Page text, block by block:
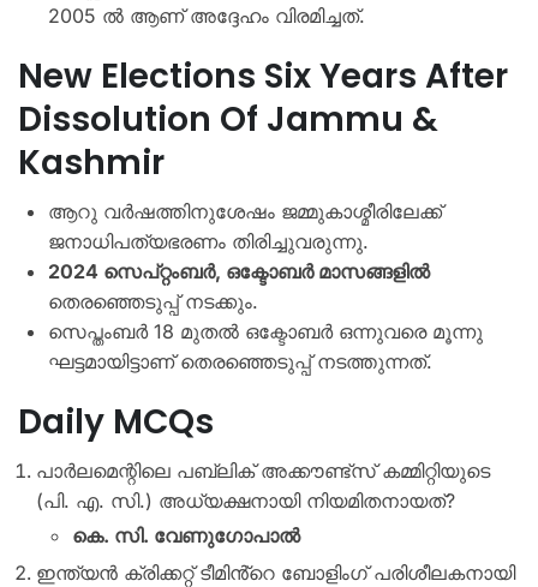
2005 ൽ ആണ് അദ്ദേഹം വിരമിച്ചത്.
New Elections Six Years After
Dissolution Of Jammu &
Kashmir
ആറു വർഷത്തിനുശേഷം ജമ്മുകാശ്മീരിലേക്ക്
ജനാധിപത്യഭരണം തിരിച്ചുവരുന്നു.
2024 സെപ്റ്റംബർ, ഒക്ടോബർ മാസങ്ങളിൽ
തെരഞ്ഞെടുപ്പ് നടക്കും.
സെപ്തംബർ 18 മുതൽ ഒക്ടോബർ ഒന്നുവരെ മൂന്നു
ഘട്ടമായിട്ടാണ് തെരഞ്ഞെടുപ്പ് നടത്തുന്നത്.
Daily MCQs
പാർലമെന്റിലെ പബ്ലിക് അക്കൗണ്ട്സ് കമ്മിറ്റിയുടെ
(പി. എ. സി.) അധ്യക്ഷനായി നിയമിതനായത്?
കെ. സി. വേണുഗോപാൽ
ഇന്ത്യൻ ക്രിക്കറ്റ് ടീമിൻ്റെ ബോളിംഗ് പരിശീലകനായി